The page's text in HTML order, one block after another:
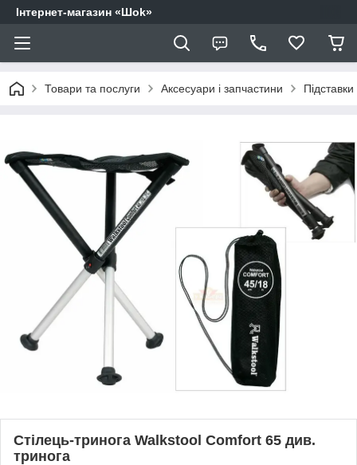
Інтернет-магазин «Шоk»
Товари та послуги Аксесуари і запчастини
Стілець-тринога Walkstool Comfort 65 див.
тринога